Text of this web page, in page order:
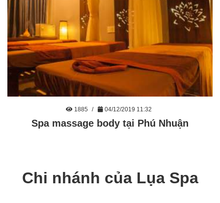
1885 04/12/2019 11:32
Spa massage body tại Phú Nhuận
Chi nhánh của Lụa Spa